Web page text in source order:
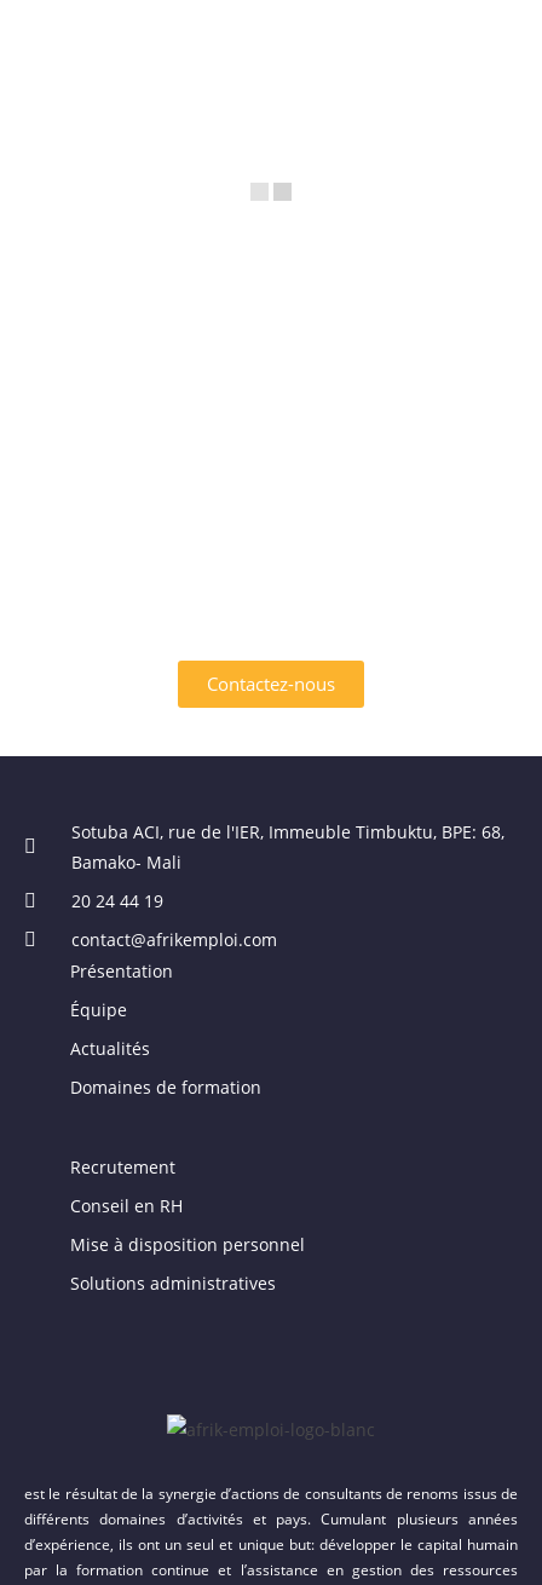
Contactez-nous
Sotuba ACI, rue de l'IER, Immeuble Timbuktu, BPE: 68,
Bamako- Mali
20 24 44 19
contact@afrikemploi.com
Présentation
Équipe
Actualités
Domaines de formation
Recrutement
Conseil en RH
Mise à disposition personnel
Solutions administratives
est le résultat de la synergie d’actions de consultants de renoms issus de
différents domaines d’activités et pays. Cumulant plusieurs années
d’expérience, ils ont un seul et unique but: développer le capital humain
par la formation continue et l’assistance en gestion des ressources